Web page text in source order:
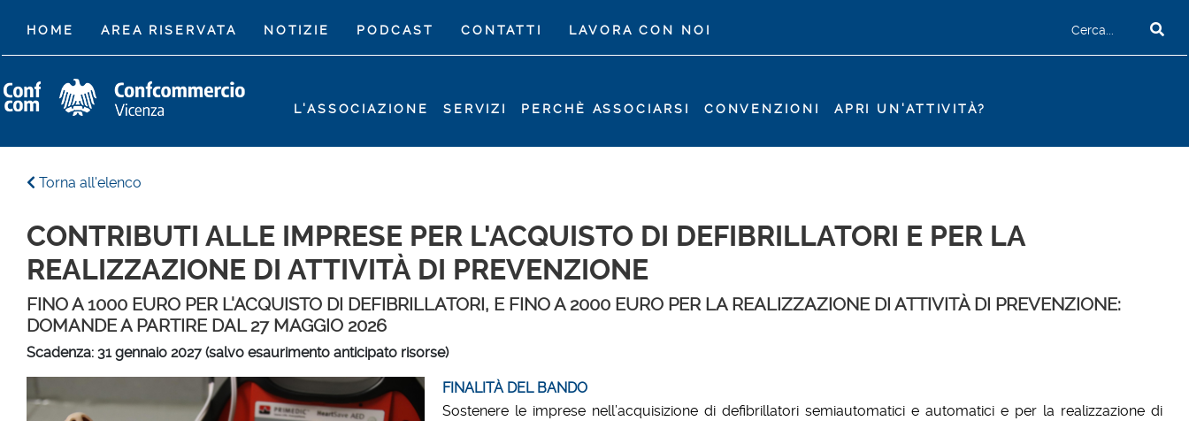
HOME (CURRENT)
AREA RISERVATA NOTIZIE PODCAST CONTATTI LAVORA CON NOI
L'ASSOCIAZIONE SERVIZI PERCHÈ ASSOCIARSI CONVENZIONI APRI UN'ATTIVITÀ?
Torna all'elenco
CONTRIBUTI ALLE IMPRESE PER L'ACQUISTO DI DEFIBRILLATORI E PER LA
REALIZZAZIONE DI ATTIVITÀ DI PREVENZIONE
FINO A 1000 EURO PER L'ACQUISTO DI DEFIBRILLATORI, E FINO A 2000 EURO PER LA REALIZZAZIONE DI ATTIVITÀ DI PREVENZIONE:
DOMANDE A PARTIRE DAL 27 MAGGIO 2026
Scadenza: 31 gennaio 2027 (salvo esaurimento anticipato risorse)
FINALITÀDEL BANDO
Sostenere le imprese nell’acquisizione di defibrillatori semiautomatici e automatici e per la realizzazione di